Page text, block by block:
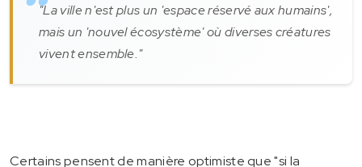
"La ville n'est plus un 'espace réservé aux humains',
mais un 'nouvel écosystème' où diverses créatures
vivent ensemble."
Certains pensent de manière optimiste que "si la